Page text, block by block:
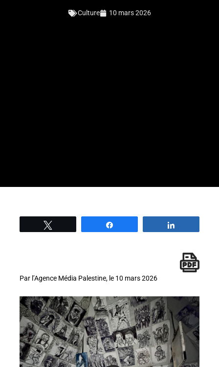
Culture 10 mars 2026
Par l’Agence Média Palestine, le 10 mars 2026